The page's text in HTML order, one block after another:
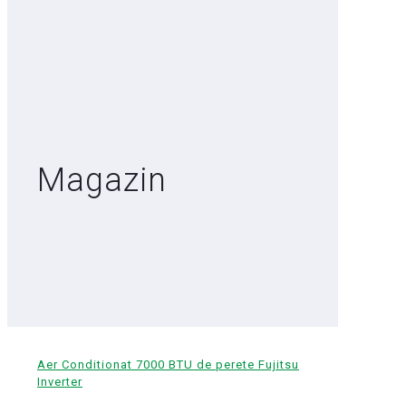
Magazin
Aer Conditionat 7000 BTU de perete Fujitsu
Inverter